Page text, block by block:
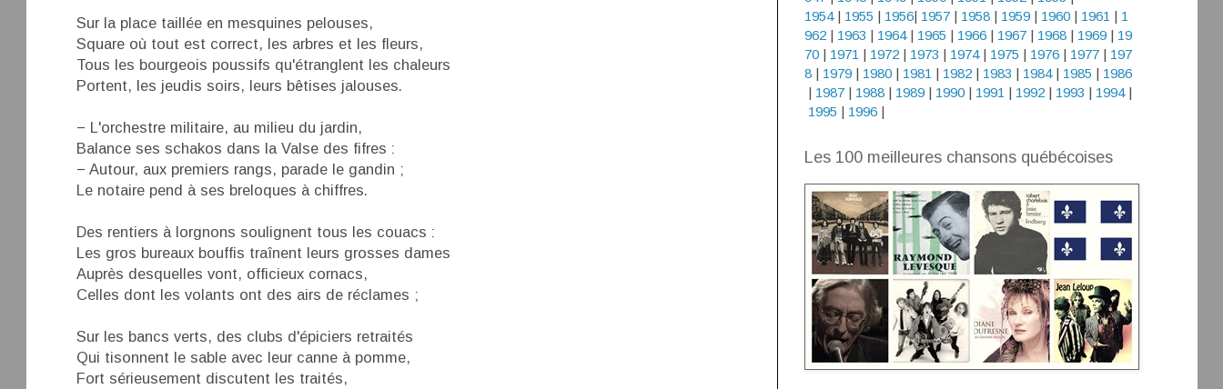
Sur la place taillée en mesquines pelouses,
Square où tout est correct, les arbres et les fleurs,
Tous les bourgeois poussifs qu'étranglent les chaleurs
Portent, les jeudis soirs, leurs bêtises jalouses.
− L'orchestre militaire, au milieu du jardin,
Balance ses schakos dans la Valse des fifres :
− Autour, aux premiers rangs, parade le gandin ;
Le notaire pend à ses breloques à chiffres.
Des rentiers à lorgnons soulignent tous les couacs :
Les gros bureaux bouffis traînent leurs grosses dames
Auprès desquelles vont, officieux cornacs,
Celles dont les volants ont des airs de réclames ;
Sur les bancs verts, des clubs d'épiciers retraités
Qui tisonnent le sable avec leur canne à pomme,
Fort sérieusement discutent les traités,
1954| 1955 | 1956| 1957| 1958| 1959| 1960| 1961 | 1
962| 1963 | 1964| 1965 | 1966 | 1967| 1968| 1969| 19
70| 1971 | 1972| 1973 | 1974| 1975 | 1976| 1977| 197
8| 1979| 1980| 1981 | 1982| 1983 | 1984| 1985 | 1986
| 1987| 1988| 1989| 1990| 1991 | 1992| 1993 | 1994|
1995 | 1996|
Les 100 meilleures chansons québécoises